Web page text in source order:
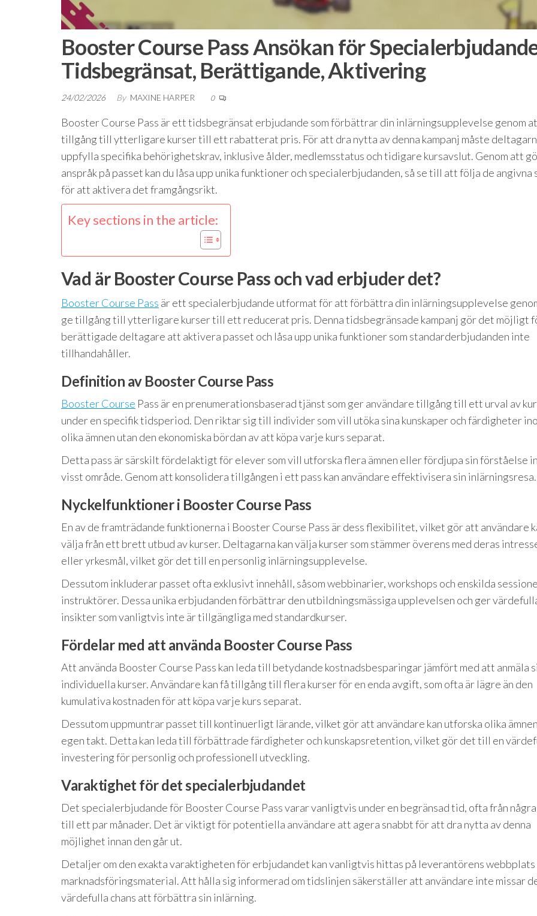
Booster Course Pass Ansökan för
Tidsbegränsat, Berättigande, Aktivering
24/02/2026 By MAXINE HARPER 0
Booster Course Pass är ett tidsbegränsat erbjudande som förbättrar din inlärningsupplevelse genom
tillgång till ytterligare kurser till ett rabatterat pris. För att dra nytta av denna kampanj måste
uppfylla specifika behörighetskrav, inklusive ålder, medlemsstatus och tidigare kursavslut. Genom att
anspråk på passet kan du låsa upp unika funktioner och specialerbjudanden, så se till att följa de angivna
för att aktivera det framgångsrikt.
Key sections in the article:
Vad är Booster Course Pass och vad erbjuder det?
Booster Course Pass är ett specialerbjudande utformat för att förbättra din inlärningsupplevelse
ge tillgång till ytterligare kurser till ett reducerat pris. Denna tidsbegränsade kampanj gör det möjligt
berättigade deltagare att aktivera passet och låsa upp unika funktioner som standarderbjudanden inte
tillhandahåller.
Definition av Booster Course Pass
Booster Course Pass är en prenumerationsbaserad tjänst som ger användare tillgång till ett urval av
under en specifik tidsperiod. Den riktar sig till individer som vill utöka sina kunskaper och färdigheter
olika ämnen utan den ekonomiska bördan av att köpa varje kurs separat.
Detta pass är särskilt fördelaktigt för elever som vill utforska flera ämnen eller fördjupa sin förståelse
visst område. Genom att konsolidera tillgången i ett pass kan användare effektivisera sin inlärningsresa.
Nyckelfunktioner i Booster Course Pass
En av de framträdande funktionerna i Booster Course Pass är dess flexibilitet, vilket gör att användare
välja från ett brett utbud av kurser. Deltagarna kan välja kurser som stämmer överens med deras
eller yrkesmål, vilket gör det till en personlig inlärningsupplevelse.
Dessutom inkluderar passet ofta exklusivt innehåll, såsom webbinarier, workshops och enskilda
instruktörer. Dessa unika erbjudanden förbättrar den utbildningsmässiga upplevelsen och ger
insikter som vanligtvis inte är tillgängliga med standardkurser.
Fördelar med att använda Booster Course Pass
Att använda Booster Course Pass kan leda till betydande kostnadsbesparingar jämfört med att anmäla
individuella kurser. Användare kan få tillgång till flera kurser för en enda avgift, som ofta är lägre än den
kumulativa kostnaden för att köpa varje kurs separat.
Dessutom uppmuntrar passet till kontinuerligt lärande, vilket gör att användare kan utforska olika
egen takt. Detta kan leda till förbättrade färdigheter och kunskapsretention, vilket gör det till en
investering för personlig och professionell utveckling.
Varaktighet för det specialerbjudandet
Det specialerbjudande för Booster Course Pass varar vanligtvis under en begränsad tid, ofta från
till ett par månader. Det är viktigt för potentiella användare att agera snabbt för att dra nytta av denna
möjlighet innan den går ut.
Detaljer om den exakta varaktigheten för erbjudandet kan vanligtvis hittas på leverantörens
marknadsföringsmaterial. Att hålla sig informerad om tidslinjen säkerställer att användare inte missar
värdefulla chans att förbättra sin inlärning.